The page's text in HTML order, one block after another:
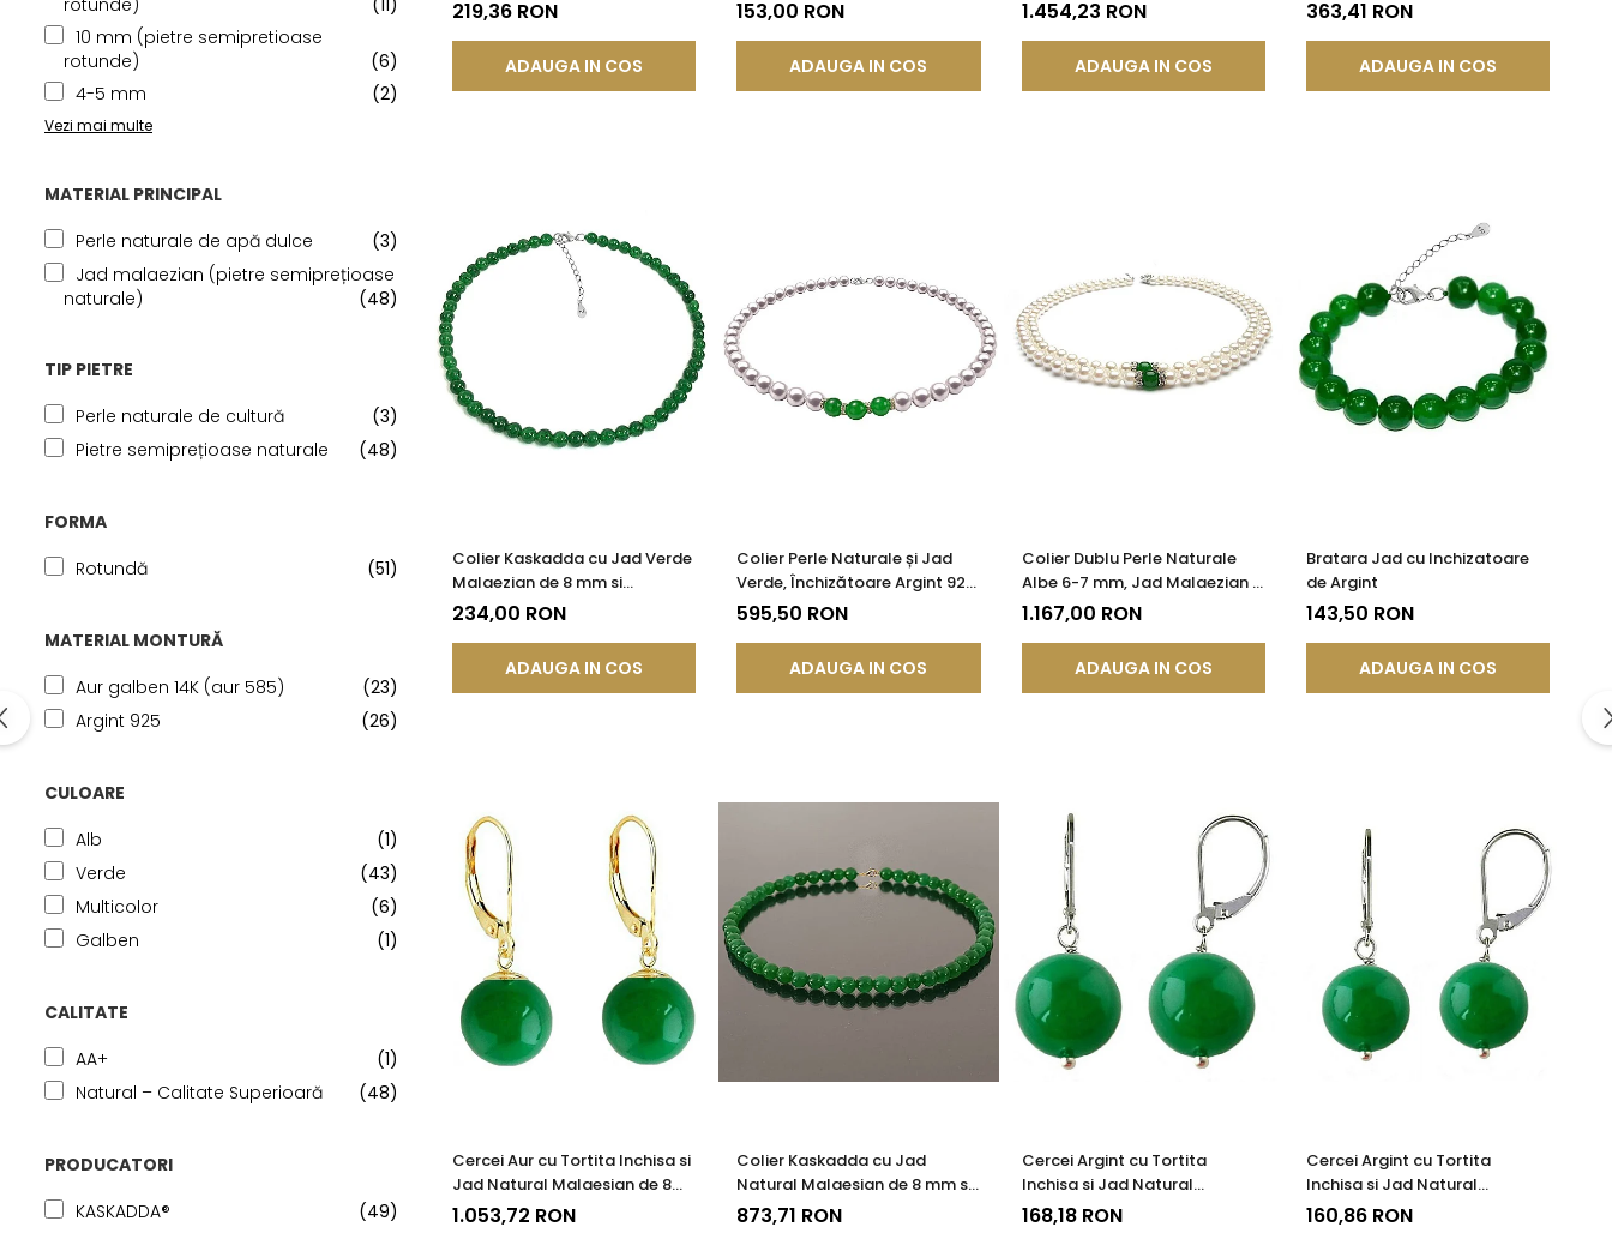
rotunde)
(11)
10 mm (pietre semipretioase
rotunde)
(6)
4-5 mm
(2)
Vezi mai multe
MATERIAL PRINCIPAL
Perle naturale de apă dulce
(3)
Jad malaezian (pietre semiprețioase
naturale)
(48)
TIP PIETRE
Perle naturale de cultură
(3)
Pietre semiprețioase naturale
(48)
FORMA
Rotundă
(51)
MATERIAL MONTURĂ
Aur galben 14K (aur 585)
(23)
Argint 925
(26)
CULOARE
Alb
(1)
Verde
(43)
Multicolor
(6)
Galben
(1)
CALITATE
AA+
(1)
Natural – Calitate Superioară
(48)
PRODUCATORI
KASKADDA®
(49)
219,36 RON
ADAUGA IN COS
153,00 RON
ADAUGA IN COS
1.454,23 RON
ADAUGA IN COS
363,41 RON
ADAUGA IN COS
Colier Kaskadda cu Jad Verde
Malaezian de 8 mm si
Inchizatoare din Argint |
KASKADDA®
234,00 RON
ADAUGA IN COS
Colier Perle Naturale și Jad
Verde, Închizătoare Argint 925
| KASKADDA®
595,50 RON
ADAUGA IN COS
Colier Dublu Perle Naturale
Albe 6-7 mm, Jad Malaezian 8
mm, Argint 925| KASKADDA®
1.167,00 RON
ADAUGA IN COS
Bratara Jad cu Inchizatoare
de Argint
143,50 RON
ADAUGA IN COS
Cercei Aur cu Tortita Inchisa si
Jad Natural Malaesian de 8
mm
1.053,72 RON
Colier Kaskadda cu Jad
Natural Malaesian de 8 mm si
Inchizatoare de Aur de 14
karate | KASKADDA®
873,71 RON
Cercei Argint cu Tortita
Inchisa si Jad Natural
Malaesian de 12 mm
168,18 RON
Cercei Argint cu Tortita
Inchisa si Jad Natural
Malaesian de 10 mm
160,86 RON